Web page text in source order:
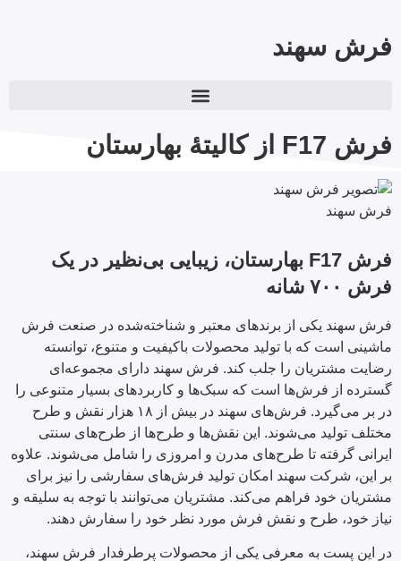
فرش سهند
فرش F17 از کالیتۀ بهارستان
فرش سهند
فرش F17 بهارستان، زیبایی بی‌نظیر در یک
فرش ۷۰۰ شانه
فرش سهند یکی از برندهای معتبر و شناخته‌شده در صنعت فرش
ماشینی است که با تولید محصولات باکیفیت و متنوع، توانسته
رضایت مشتریان را جلب کند. فرش سهند دارای مجموعه‌ای
گسترده از فرش‌ها است که سبک‌ها و کاربردهای بسیار متنوعی را
در بر می‌گیرد. فرش‌های سهند در بیش از ۱۸ هزار نقش و طرح
مختلف تولید می‌شوند. این نقش‌ها و طرح‌ها از طرح‌های سنتی
ایرانی گرفته تا طرح‌های مدرن و امروزی را شامل می‌شوند. علاوه
بر این، شرکت سهند امکان تولید فرش‌های سفارشی را نیز برای
مشتریان خود فراهم می‌کند. مشتریان می‌توانند با توجه به سلیقه و
نیاز خود، طرح و نقش فرش مورد نظر خود را سفارش دهند.
در این پست به معرفی یکی از محصولات پرطرفدار فرش سهند،